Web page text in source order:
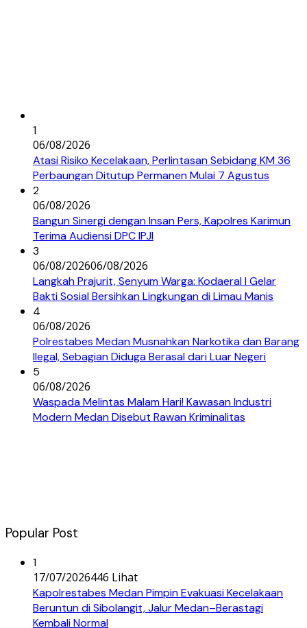
1
06/08/2026
Atasi Risiko Kecelakaan, Perlintasan Sebidang KM 36
Perbaungan Ditutup Permanen Mulai 7 Agustus
2
06/08/2026
Bangun Sinergi dengan Insan Pers, Kapolres Karimun
Terima Audiensi DPC IPJI
3
06/08/202606/08/2026
Langkah Prajurit, Senyum Warga: Kodaeral I Gelar
Bakti Sosial Bersihkan Lingkungan di Limau Manis
4
06/08/2026
Polrestabes Medan Musnahkan Narkotika dan Barang
Ilegal, Sebagian Diduga Berasal dari Luar Negeri
5
06/08/2026
Waspada Melintas Malam Hari! Kawasan Industri
Modern Medan Disebut Rawan Kriminalitas
Popular Post
1
17/07/2026446 Lihat
Kapolrestabes Medan Pimpin Evakuasi Kecelakaan
Beruntun di Sibolangit, Jalur Medan–Berastagi
Kembali Normal